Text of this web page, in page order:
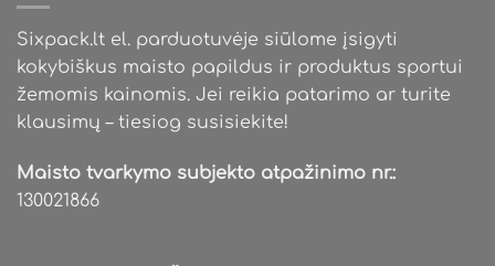
Sixpack.lt el. parduotuvėje siūlome įsigyti
kokybiškus maisto papildus ir produktus sportui
žemomis kainomis. Jei reikia patarimo ar turite
klausimų – tiesiog susisiekite!
Maisto tvarkymo subjekto atpažinimo nr.:
130021866